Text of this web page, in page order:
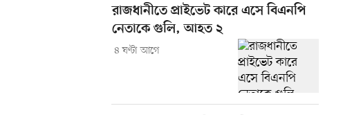
রাজধানীতে প্রাইভেট কারে এসে বিএনপি
নেতাকে গুলি, আহত ২
৪ ঘণ্টা আগে